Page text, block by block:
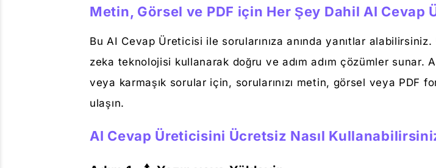
Metin, Görsel ve PDF için Her Şey Dahil AI Cevap
Bu AI Cevap Üreticisi ile sorularınıza anında yanıtlar
zeka teknolojisi kullanarak doğru ve adım adım çözümler sunar.
veya karmaşık sorular için, sorularınızı metin, görsel veya PDF
ulaşın.
AI Cevap Üreticisini Ücretsiz Nasıl